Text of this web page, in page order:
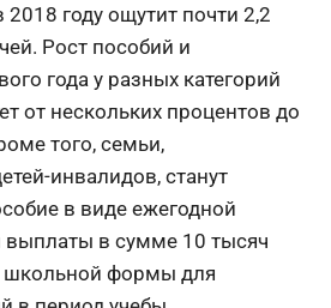
году ощутит почти 2,2
Рост пособий и
года у разных категорий
от нескольких процентов до
того, cемьи,
инвалидов, станут
в виде ежегодной
в сумме 10 тысяч
школьной формы для